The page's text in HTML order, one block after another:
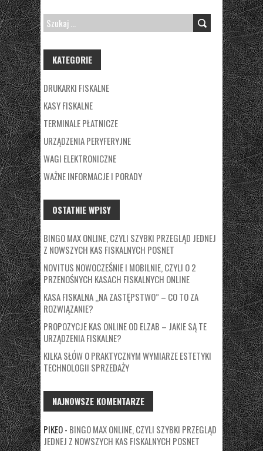
SZUKAJ:
KATEGORIE
DRUKARKI FISKALNE
KASY FISKALNE
TERMINALE PŁATNICZE
URZĄDZENIA PERYFERYJNE
WAGI ELEKTRONICZNE
WAŻNE INFORMACJE I PORADY
OSTATNIE WPISY
BINGO MAX ONLINE, CZYLI SZYBKI PRZEGLĄD JEDNEJ
Z NOWSZYCH KAS FISKALNYCH POSNET
NOVITUS NOWOCZEŚNIE I MOBILNIE, CZYLI O 2
PRZENOŚNYCH KASACH FISKALNYCH ONLINE
KASA FISKALNA „NA ZASTĘPSTWO” – CO TO ZA
ROZWIĄZANIE?
PROPOZYCJE KAS ONLINE OD ELZAB – JAKIE SĄ TE
URZĄDZENIA FISKALNE?
KILKA SŁÓW O PRAKTYCZNYM WYMIARZE ESTETYKI
TECHNOLOGII SPRZEDAŻY
NAJNOWSZE KOMENTARZE
PIKEO- BINGO MAX ONLINE, CZYLI SZYBKI PRZEGLĄD
JEDNEJ Z NOWSZYCH KAS FISKALNYCH POSNET